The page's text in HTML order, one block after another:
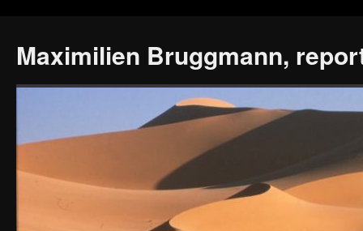
Maximilien Bruggmann,